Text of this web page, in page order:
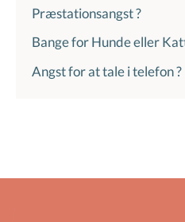
Præstationsangst ?
Bange for Hunde eller
Angst for at tale i telefon ?